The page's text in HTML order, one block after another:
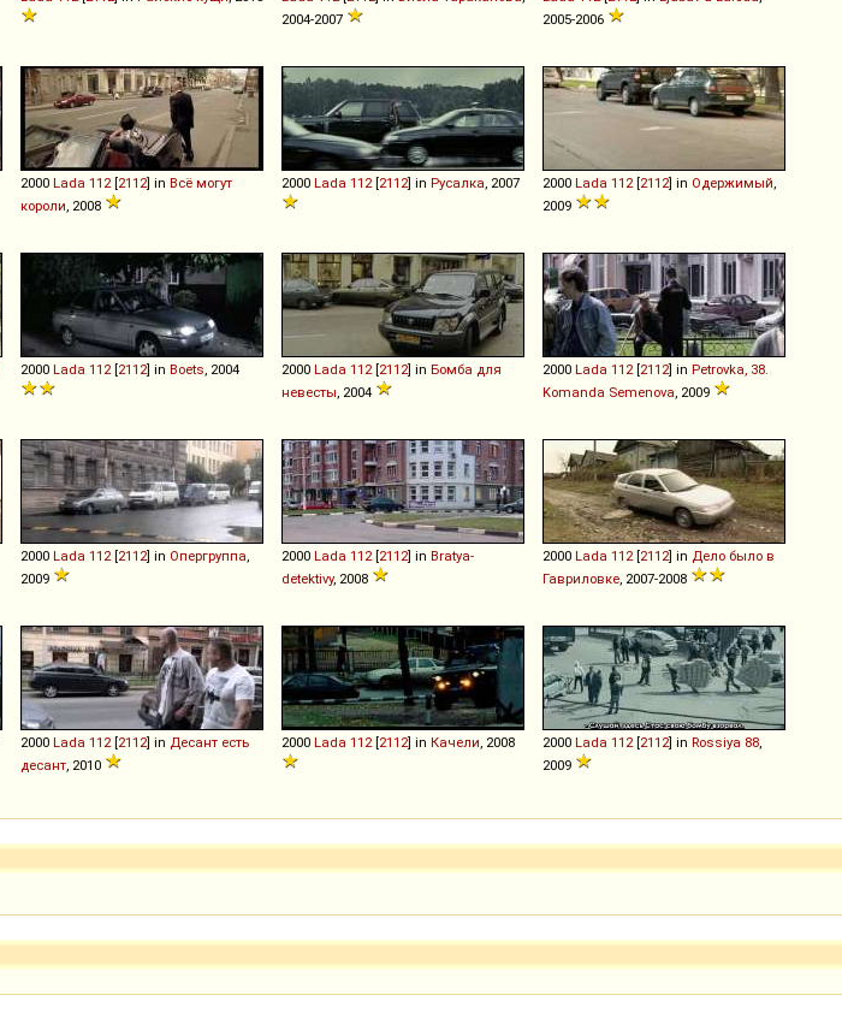
2004-2007
2005-2006
2000 Lada 112 [2112] in Всё могут
короли , 2008
2000 Lada 112 [2112] in Русалка , 2007 2000 Lada 112 [2112] in Одержимый
2009
2000 Lada 112 [2112] in Boets , 2004 2000 Lada 112 [2112] in Бомба для
невесты , 2004
2000 Lada 112 [2112] in Petrovka, 38.
Komanda Semenova , 2009
2000 Lada 112 [2112] in Опергруппа
2009
2000 Lada 112 [2112] in Bratya-
detektivy, 2008
2000 Lada 112 [2112] in Дело было в
Гавриловке , 2007-2008
2000 Lada 112 [2112] in Десант есть
десант , 2010
2000 Lada 112 [2112] in Качели , 2008 2000 Lada 112 [2112] in Rossiya 88
2009